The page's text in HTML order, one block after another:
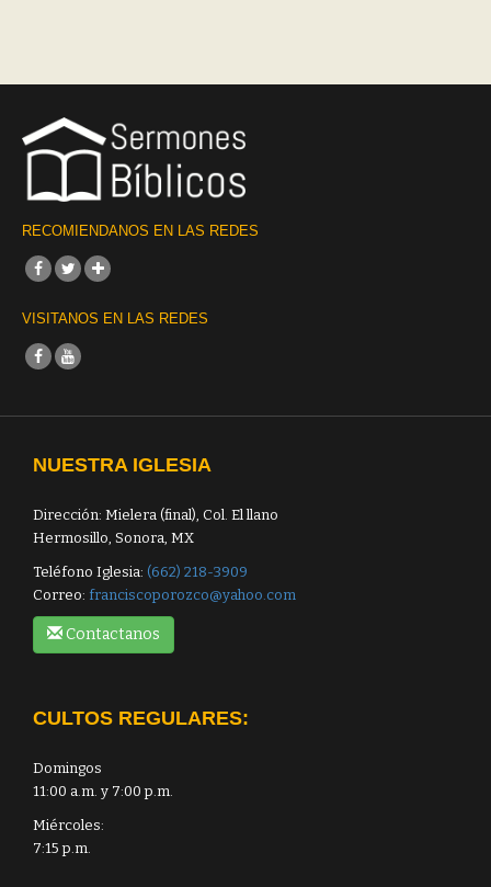
RECOMIENDANOS EN LAS REDES
VISITANOS EN LAS REDES
NUESTRA IGLESIA
Dirección: Mielera (final), Col. El llano
Hermosillo, Sonora, MX
Teléfono Iglesia: (662) 218-3909
Correo: franciscoporozco@yahoo.com
Contactanos
CULTOS REGULARES:
Domingos
11:00 a.m. y 7:00 p.m.
Miércoles:
7:15 p.m.